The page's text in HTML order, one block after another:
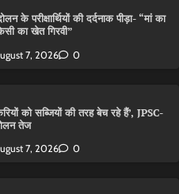
के परीक्षार्थियों की दर्दनाक पीड़ा- “मां का
का खेत गिरवी”
7, 2026 0
को सब्जियों की तरह बेच रहे हैं’, JPSC-
तेज
7, 2026 0